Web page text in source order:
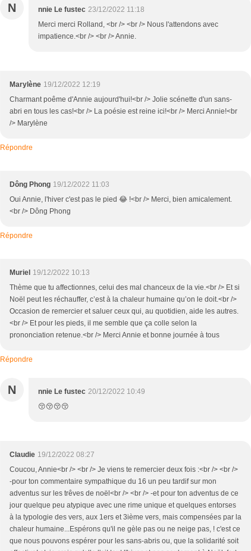
N nnie Le fustec 23/12/2022 11:18
Merci merci Rolland, <br /> <br /> Nous l'attendons avec
impatience.<br /> <br /> Annie.
Marylène 19/12/2022 12:19
Charmant poême d'Annie aujourd'hui!<br /> Jolie scénette d'un sans-
abri en tous les cas!<br /> La poésie est reine ici!<br /> Merci Annie!<br
/> Marylène
Répondre
Dông Phong 19/12/2022 11:03
Oui Annie, l'hiver c'est pas le pied 😂 !<br /> Merci, bien amicalement.
<br /> Dông Phong
Répondre
Muriel 19/12/2022 10:13
Thème que tu affectionnes, celui des mal chanceux de la vie.<br /> Et si
Noël peut les réchauffer, c’est à la chaleur humaine qu’on le doit.<br />
Occasion de remercier et saluer ceux qui, au quotidien, aide les autres.
<br /> Et pour les pieds, il me semble que ça colle selon la
prononciation retenue.<br /> Merci Annie et bonne journée à tous
Répondre
N nnie Le fustec 20/12/2022 10:49
😚😚😚😚
Claudie 19/12/2022 08:27
Coucou, Annie<br /> <br /> Je viens te remercier deux fois :<br /> <br />
-pour ton commentaire sympathique du 16 un peu tardif sur mon
adventus sur les trêves de noël<br /> <br /> -et pour ton adventus de ce
jour quelque peu atypique avec une rime unique et quelques entorses
à la typologie des vers, aux 1ers et 3ième vers, mais compensées par la
chaleur humaine...Espérons qu'il ne gèle pas ou ne neige pas, ! c'est ce
que nous pouvons espérer pour les sans-abris ou, que la solidarité soit